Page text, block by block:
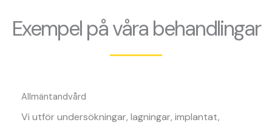
Exempel på våra behandlingar
Allmäntandvård
Vi utför undersökningar, lagningar, implantat,